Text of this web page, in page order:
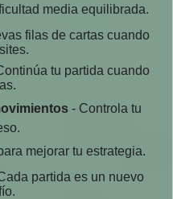
media equilibrada.
filas de cartas cuando
tu partida cuando
- Controla tu
mejorar tu estrategia.
partida es un nuevo